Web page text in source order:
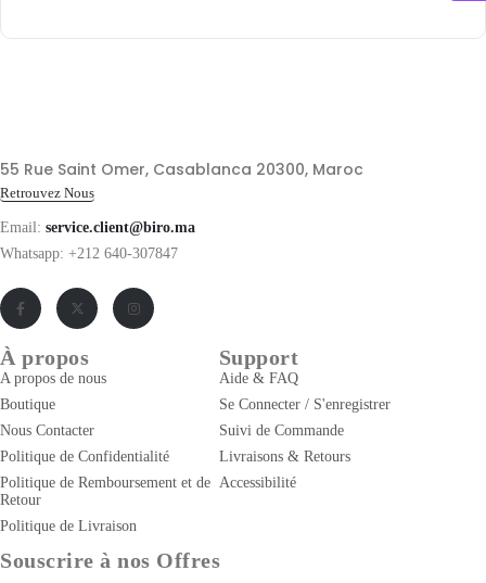
55 Rue Saint Omer, Casablanca 20300, Maroc
Retrouvez Nous
Email: service.client@biro.ma
Whatsapp: +212 640-307847
À propos
A propos de nous
Boutique
Nous Contacter
Politique de Confidentialité
Politique de Remboursement et de
Retour
Politique de Livraison
Support
Aide & FAQ
Se Connecter / S'enregistrer
Suivi de Commande
Livraisons & Retours
Accessibilité
Souscrire à nos Offres